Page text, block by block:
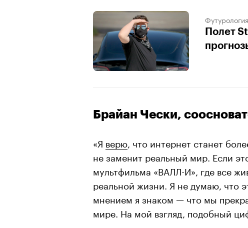
Футурология
Полет
Брайан Чески,
«Я верю , что интернет станет
не заменит реальный мир. Если
мультфильма «ВАЛЛ-И», где все
реальной жизни. Я не думаю, что
мнением я знаком — что мы
мире. На мой взгляд, подобный